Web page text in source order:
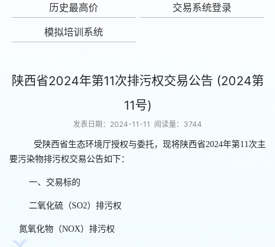
历史最高价
交易系统登录
模拟培训系统
陕西省2024年第11次排污权交易公告 (2024第
11号)
发表日期：2024-11-11 阅读量：3744
受陕西省生态环境厅授权与委托，现将陕西省2024年第11次主
要污染物排污权交易公告如下：
一、 交易标的
二氧化硫（SO2）排污权
氮氧化物（NOX）排污权